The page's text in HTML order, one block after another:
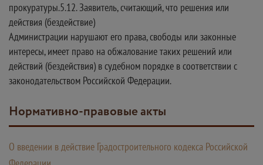
прокуратуры.5.12. Заявитель, считающий, что решения или
действия (бездействие)
Администрации нарушают его права, свободы или законные
интересы, имеет право на обжалование таких решений или
действий (бездействия) в судебном порядке в соответствии с
законодательством Российской Федерации.
Нормативно-правовые акты
О введении в действие Градостроительного кодекса Российской